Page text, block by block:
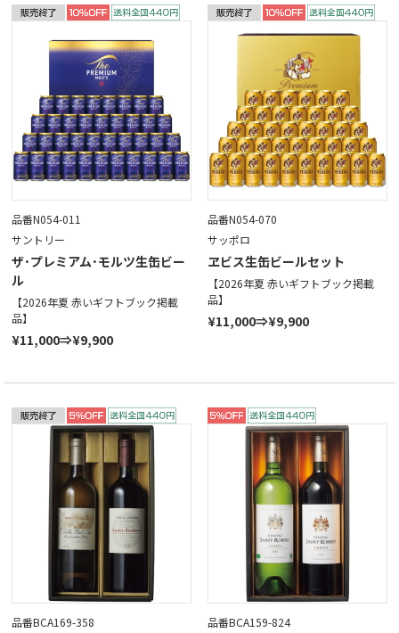
品番N054-011
サントリー
ザ･プレミアム･モルツ生缶ビー
ル
【2026年夏 赤いギフトブック掲載
品】
¥11,000⇒¥9,900
品番N054-070
サッポロ
ヱビス生缶ビールセット
【2026年夏 赤いギフトブック掲載
品】
¥11,000⇒¥9,900
品番BCA169-358
品番BCA159-824